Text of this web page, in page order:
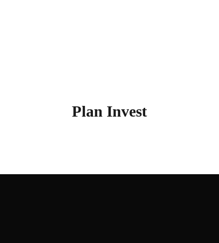
Plan Invest